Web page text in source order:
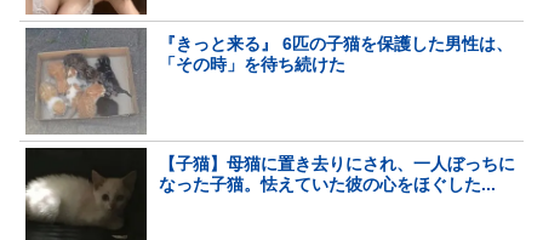
『きっと来る』 6匹の子猫を保護した男性は、
「その時」を待ち続けた
【子猫】母猫に置き去りにされ、一人ぼっちに
なった子猫。怯えていた彼の心をほぐした...